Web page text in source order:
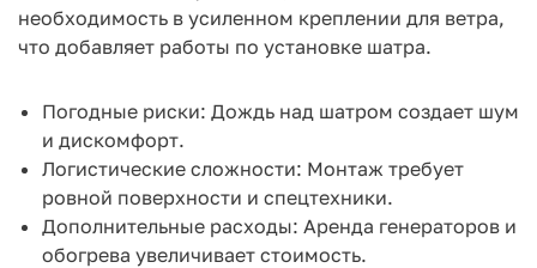
необходимость в усиленном креплении для ветра,
что добавляет работы по установке шатра.
Погодные риски: Дождь над шатром создает шум
и дискомфорт.
Логистические сложности: Монтаж требует
ровной поверхности и спецтехники.
Дополнительные расходы: Аренда генераторов и
обогрева увеличивает стоимость.